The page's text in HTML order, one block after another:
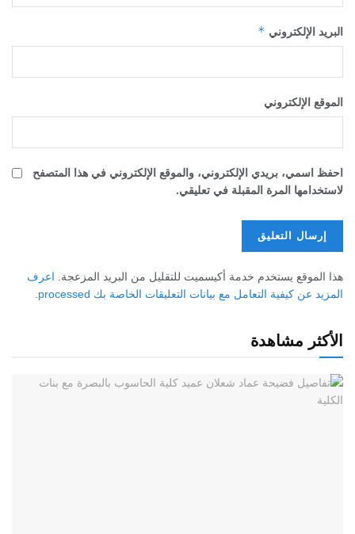
البريد الإلكتروني *
الموقع الإلكتروني
احفظ اسمي، بريدي الإلكتروني، والموقع الإلكتروني في هذا المتصفح
لاستخدامها المرة المقبلة في تعليقي.
هذا الموقع يستخدم خدمة أكيسميت للتقليل من البريد المزعجة. اعرف
المزيد عن كيفية التعامل مع بيانات التعليقات الخاصة بك processed
.
الأكثر مشاهدة